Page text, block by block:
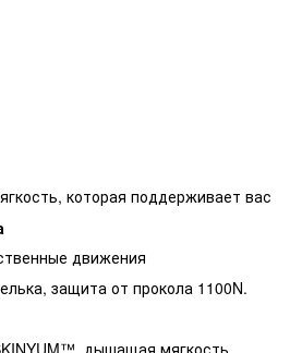
которая поддерживает вас
движения
защита от прокола 1100N.
дышащая мягкость